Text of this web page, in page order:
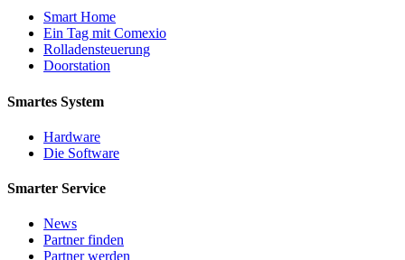
Smart Home
Ein Tag mit Comexio
Rolladensteuerung
Doorstation
Smartes System
Hardware
Die Software
Smarter Service
News
Partner finden
Partner werden